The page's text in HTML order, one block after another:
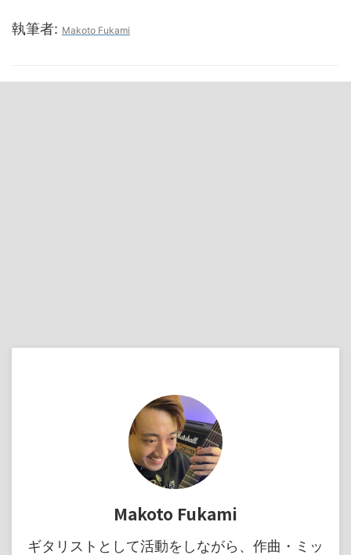
執筆者: Makoto Fukami
Makoto Fukami
ギタリストとして活動をしながら、作曲・ミッ